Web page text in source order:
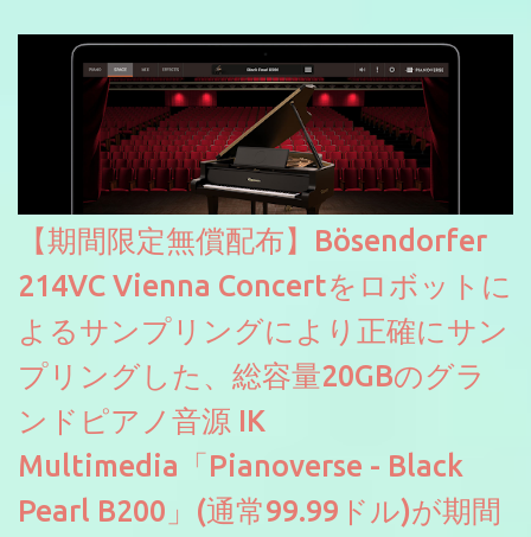
【期間限定無償配布】Bösendorfer
214VC Vienna Concertをロボットに
よるサンプリングにより正確にサン
プリングした、総容量20GBのグラ
ンドピアノ音源 IK
Multimedia「Pianoverse - Black
Pearl B200」(通常99.99ドル)が期間